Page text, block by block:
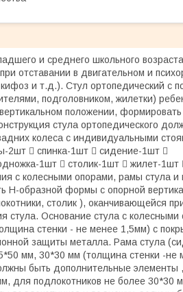
и среднего школьного
отставании в двигательном и
и т.д.). Стул ортопедический с
подголовником, жилетки)
положении,
стула ортопедического
колеса с индивидуальными
2шт  спинка-1шт  сидение-1шт 
1шт  столик-1шт  жилет-1шт
с колесными опорами, рамы стула и
Н-образной формы с опорной
столик ), оканчивающейся
стула. Основание стула с колесными
стенки - не менее 1,5мм) с
защиты металла. Рама стула
мм, 30*30 мм (толщина стенки -не
быть дополнительные элементы
для подлокотников не более 30*30